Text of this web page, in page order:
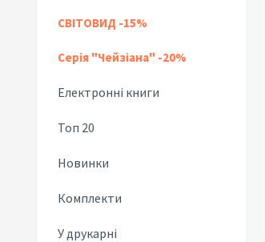
СВІТОВИД -15%
Серія "Чейзіана" -20%
Електронні книги
Топ 20
Новинки
Комплекти
У друкарні